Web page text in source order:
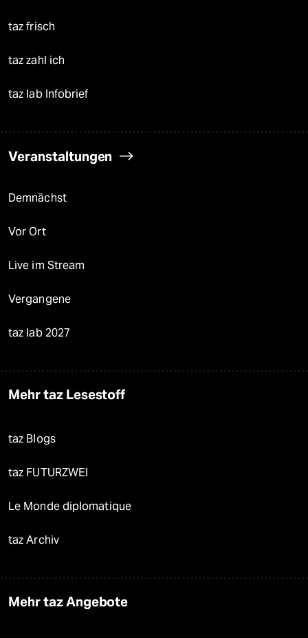
taz frisch
taz zahl ich
taz lab Infobrief
Veranstaltungen
Demnächst
Vor Ort
Live im Stream
Vergangene
taz lab 2027
Mehr taz Lesestoff
taz Blogs
taz FUTURZWEI
Le Monde diplomatique
taz Archiv
Mehr taz Angebote